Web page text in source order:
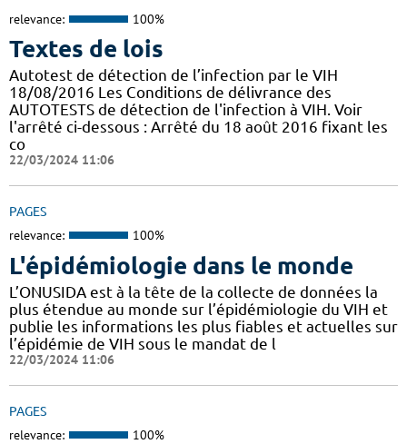
relevance: 100%
Textes de lois
Autotest de détection de l’infection par le VIH
18/08/2016 Les Conditions de délivrance des
AUTOTESTS de détection de l'infection à VIH. Voir
l'arrêté ci-dessous : Arrêté du 18 août 2016 fixant les
co
22/03/2024 11:06
PAGES
relevance: 100%
L'épidémiologie dans le monde
L’ONUSIDA est à la tête de la collecte de données la
plus étendue au monde sur l’épidémiologie du VIH et
publie les informations les plus fiables et actuelles sur
l’épidémie de VIH sous le mandat de l
22/03/2024 11:06
PAGES
relevance: 100%